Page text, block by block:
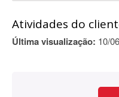
Atividades do
Última visualização: 10/